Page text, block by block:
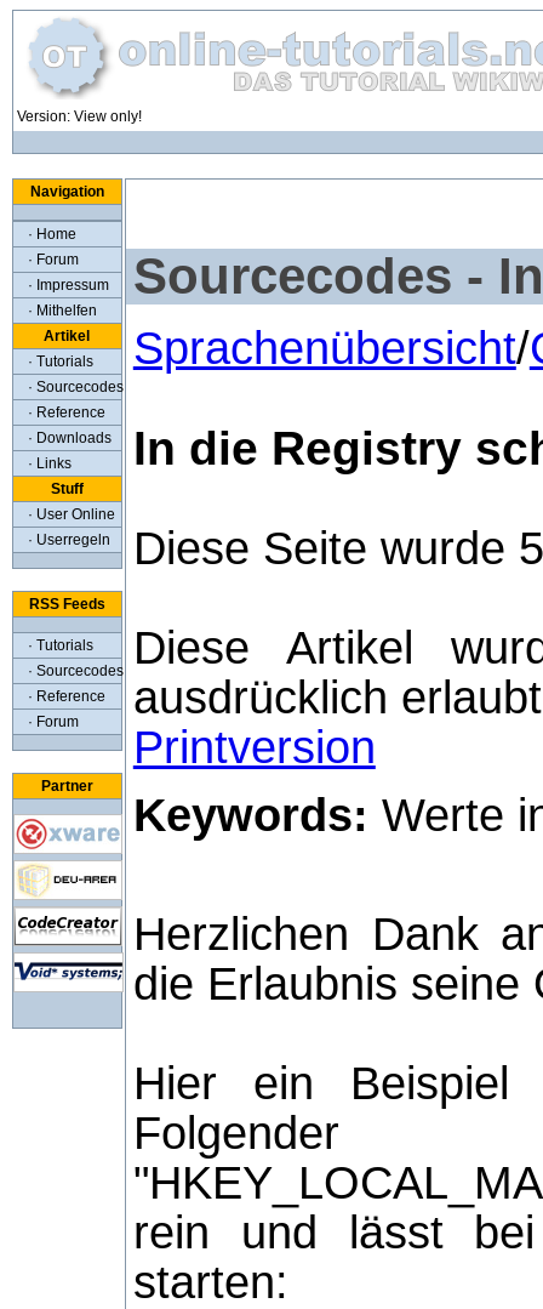
Version: View only!
Navigation
· Home
· Forum
· Impressum
· Mithelfen
Artikel
· Tutorials
· Sourcecodes
· Reference
· Downloads
· Links
Stuff
· User Online
· Userregeln
RSS Feeds
· Tutorials
· Sourcecodes
· Reference
· Forum
Partner
Sourcecodes -
Sprachenübersicht/
In die Registry
Diese Seite wurde
Diese Artikel
ausdrücklich
Printversion
Keywords: Werte
Herzlichen Dank
die Erlaubnis seine
Hier ein Beispiel
rein und lässt bei
starten: